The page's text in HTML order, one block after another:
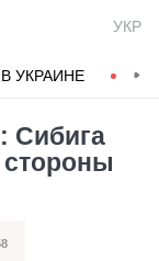
УКР
УКРАИНЕ
Сибига
стороны